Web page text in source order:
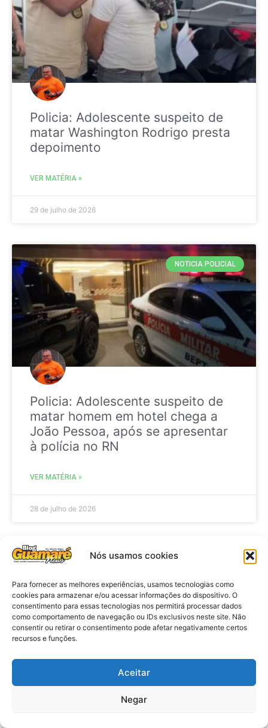
Nós usamos cookies
Para fornecer as melhores experiências, usamos tecnologias como
cookies para armazenar e/ou acessar informações do dispositivo. O
consentimento para essas tecnologias nos permitirá processar dados
como comportamento de navegação ou IDs exclusivos neste site. Não
consentir ou retirar o consentimento pode afetar negativamente certos
recursos e funções.
Aceitar
Negar
Policia: Adolescente suspeito de
matar Washington Rodrigo presta
depoimento
VER MATÉRIA »
29 de julho de 2026
NOTICIA POLICIAL
Policia: Adolescente suspeito de
matar homem em hotel chega a
João Pessoa, após se apresentar
à polícia no RN
VER MATÉRIA »
28 de julho de 2026
Eleições 2026: procuradores e